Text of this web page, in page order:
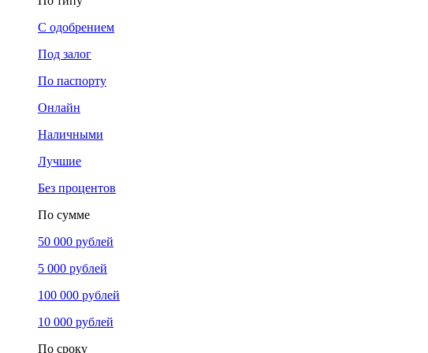
С одобрением
Под залог
По паспорту
Онлайн
Наличными
Лучшие
Без процентов
По сумме
50 000 рублей
5 000 рублей
100 000 рублей
10 000 рублей
По сроку